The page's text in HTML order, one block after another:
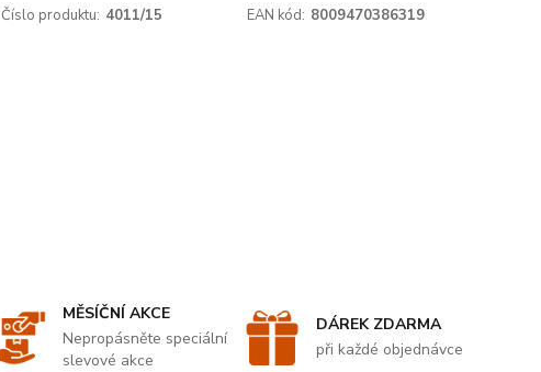
Číslo produktu: 4011/15 EAN kód: 8009470386319
MĚSÍČNÍ AKCE
Nepropásněte speciální
slevové akce
DÁREK ZDARMA
při každé objednávce